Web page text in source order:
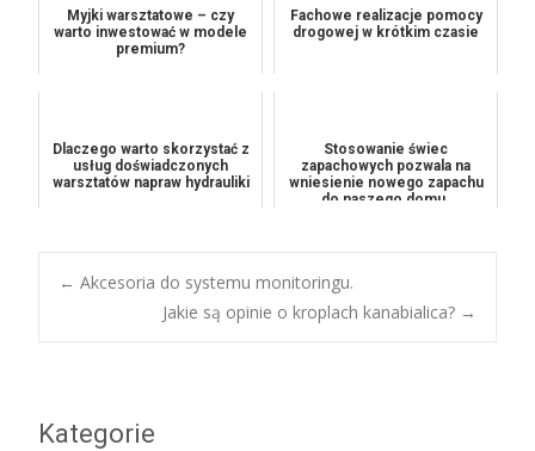
Myjki warsztatowe – czy
warto inwestować w modele
premium?
Fachowe realizacje pomocy
drogowej w krótkim czasie
Dlaczego warto skorzystać z
usług doświadczonych
warsztatów napraw hydrauliki
Stosowanie świec
zapachowych pozwala na
wniesienie nowego zapachu
do naszego domu.
Post
← Akcesoria do systemu monitoringu.
Jakie są opinie o kroplach kanabialica? →
Kategorie